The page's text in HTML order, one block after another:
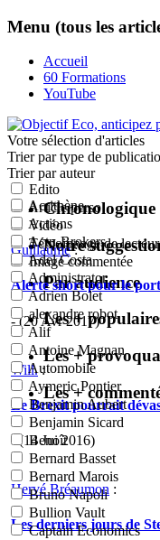
Menu (tous les
Accueil
60 Formations
YouTube
Votre sélection d'articles
Trier par type de
Edito
Article perso
Vidéo
Témoignage de
Image commentée
Trier par auteur
Acrithène
Actions
Actu-Brokers
Adel Costa
Administrator
Adrien Bolet
alexandre robot
Alif
Antoine Magnan
Automobile
Aymeric Pontier
Benjamin Aubert
Benjamin Sicard
Benoît
Bernard Basset
Bernard Marois
Bruno Napoli
Bullion Vault
Captain Economics
Chronologique
Notre
Par audience
Les +
Les +
Les +
Guillaume:
Alerte short pour le
- (20 Avr 2017)
Will.:
Le Brexit pourrait
- (14 Jui 2016)
Hervé Bréaumon :
Les derniers jours de